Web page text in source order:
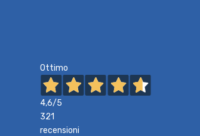
Ottimo
4,6/5
321
recensioni